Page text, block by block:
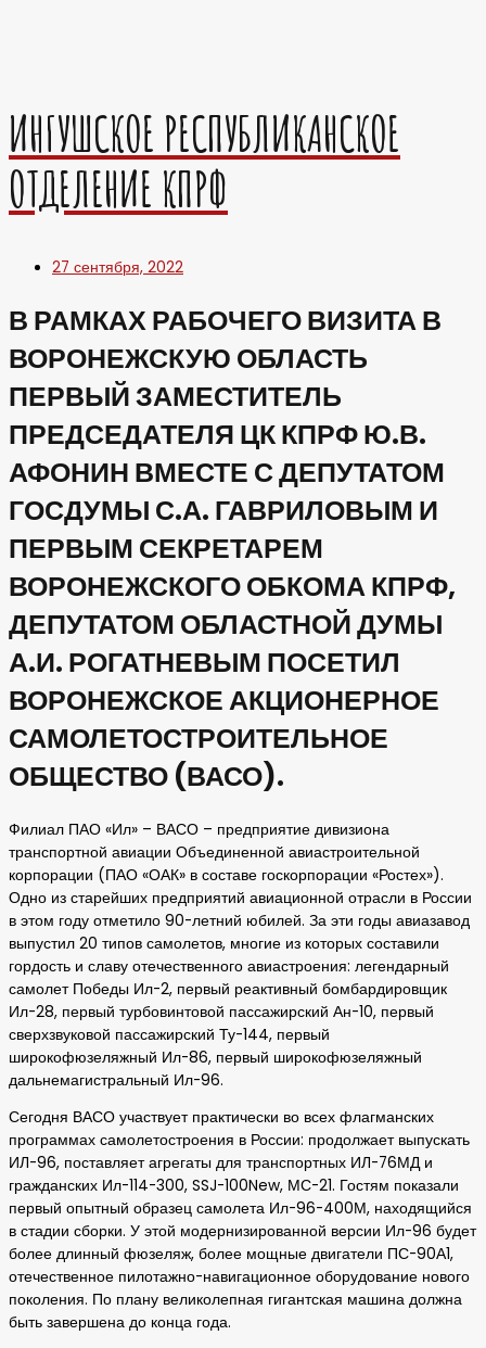
ИНГУШСКОЕ РЕСПУБЛИКАНСКОЕ
ОТДЕЛЕНИЕ КПРФ
27 сентября, 2022
В РАМКАХ РАБОЧЕГО ВИЗИТА В
ВОРОНЕЖСКУЮ ОБЛАСТЬ
ПЕРВЫЙ ЗАМЕСТИТЕЛЬ
ПРЕДСЕДАТЕЛЯ ЦК КПРФ Ю.В.
АФОНИН ВМЕСТЕ С ДЕПУТАТОМ
ГОСДУМЫ С.А. ГАВРИЛОВЫМ И
ПЕРВЫМ СЕКРЕТАРЕМ
ВОРОНЕЖСКОГО ОБКОМА КПРФ,
ДЕПУТАТОМ ОБЛАСТНОЙ ДУМЫ
А.И. РОГАТНЕВЫМ ПОСЕТИЛ
ВОРОНЕЖСКОЕ АКЦИОНЕРНОЕ
САМОЛЕТОСТРОИТЕЛЬНОЕ
ОБЩЕСТВО (ВАСО).
Филиал ПАО «Ил» – ВАСО – предприятие дивизиона
транспортной авиации Объединенной авиастроительной
корпорации (ПАО «ОАК» в составе госкорпорации «Ростех»).
Одно из старейших предприятий авиационной отрасли в России
в этом году отметило 90-летний юбилей. За эти годы авиазавод
выпустил 20 типов самолетов, многие из которых составили
гордость и славу отечественного авиастроения: легендарный
самолет Победы Ил-2, первый реактивный бомбардировщик
Ил-28, первый турбовинтовой пассажирский Ан-10, первый
сверхзвуковой пассажирский Ту-144, первый
широкофюзеляжный Ил-86, первый широкофюзеляжный
дальнемагистральный Ил-96.
Сегодня ВАСО участвует практически во всех флагманских
программах самолетостроения в России: продолжает выпускать
ИЛ-96, поставляет агрегаты для транспортных ИЛ-76МД и
гражданских Ил-114-300, SSJ-100New, МС-21. Гостям показали
первый опытный образец самолета Ил-96-400М, находящийся
в стадии сборки. У этой модернизированной версии Ил-96 будет
более длинный фюзеляж, более мощные двигатели ПС-90А1,
отечественное пилотажно-навигационное оборудование нового
поколения. По плану великолепная гигантская машина должна
быть завершена до конца года.